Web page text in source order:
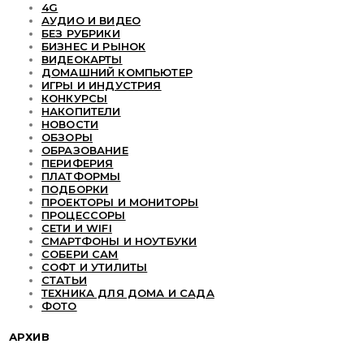
4G
АУДИО И ВИДЕО
БЕЗ РУБРИКИ
БИЗНЕС И РЫНОК
ВИДЕОКАРТЫ
ДОМАШНИЙ КОМПЬЮТЕР
ИГРЫ И ИНДУСТРИЯ
КОНКУРСЫ
НАКОПИТЕЛИ
НОВОСТИ
ОБЗОРЫ
ОБРАЗОВАНИЕ
ПЕРИФЕРИЯ
ПЛАТФОРМЫ
ПОДБОРКИ
ПРОЕКТОРЫ И МОНИТОРЫ
ПРОЦЕССОРЫ
СЕТИ И WIFI
СМАРТФОНЫ И НОУТБУКИ
СОБЕРИ САМ
СОФТ И УТИЛИТЫ
СТАТЬИ
ТЕХНИКА ДЛЯ ДОМА И САДА
ФОТО
АРХИВ